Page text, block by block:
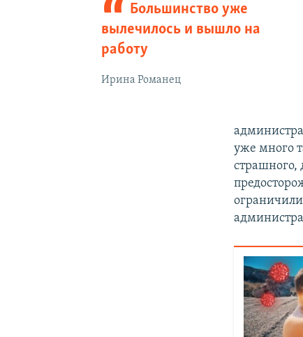
Большинство уже
вылечилось и вышло на
работу
Ирина Романец
уже много
страшного,